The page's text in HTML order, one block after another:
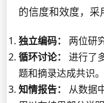
的信度和效度，采
独立编码：
两位研
循环讨论：
进行了
题和摘录达成共识。
知情报告：
从数据